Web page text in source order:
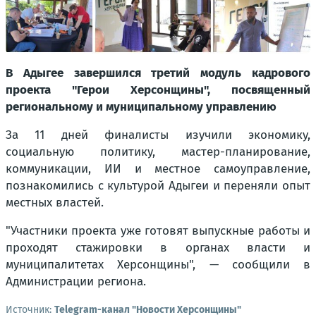
В Адыгее завершился третий модуль кадрового
проекта "Герои Херсонщины", посвященный
региональному и муниципальному управлению
За 11 дней финалисты изучили экономику,
социальную политику, мастер-планирование,
коммуникации, ИИ и местное самоуправление,
познакомились с культурой Адыгеи и переняли опыт
местных властей.
"Участники проекта уже готовят выпускные работы и
проходят стажировки в органах власти и
муниципалитетах Херсонщины", — сообщили в
Администрации региона.
Источник: Telegram-канал "Новости Херсонщины"